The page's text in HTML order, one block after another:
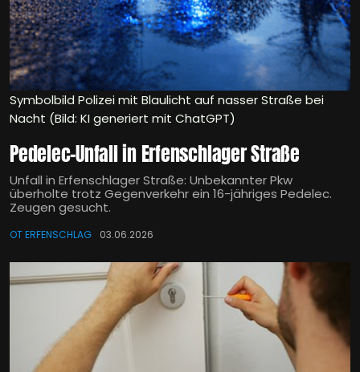
Symbolbild Polizei mit Blaulicht auf nasser Straße bei
Nacht (Bild: KI generiert mit ChatGPT)
Pedelec-Unfall in Erfenschlager Straße
Unfall in Erfenschlager Straße: Unbekannter Pkw
überholte trotz Gegenverkehr ein 16-jähriges Pedelec.
Zeugen gesucht.
OT ERFENSCHLAG 03.06.2026